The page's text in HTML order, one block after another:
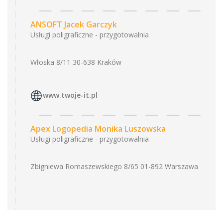
ANSOFT Jacek Garczyk
Usługi poligraficzne - przygotowalnia
Włoska 8/11 30-638 Kraków
www.twoje-it.pl
Apex Logopedia Monika Luszowska
Usługi poligraficzne - przygotowalnia
Zbigniewa Romaszewskiego 8/65 01-892 Warszawa